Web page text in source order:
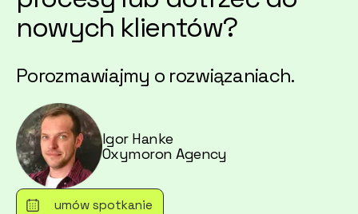
nowych klientów?
Porozmawiajmy o rozwiązaniach.
Igor Hanke
Oxymoron Agency
umów spotkanie